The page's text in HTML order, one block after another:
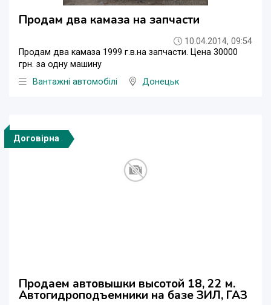
Продам два камаза на запчасти
10.04.2014, 09:54
Продам два камаза 1999 г.в.на запчасти. Цена 30000
грн. за одну машину
Вантажні автомобілі
Донецьк
Договірна
Продаем автовышки высотой 18, 22 м.
Автогидроподъемники на базе ЗИЛ, ГАЗ